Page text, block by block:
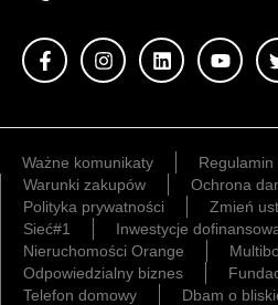
Ważne komunikaty
Regulamin
Warunki zakupów
Ochrona
Polityka prywatności
Zmień
Sieć#1
Inwestycje
Nieruchomości Orange
Odpowiedzialny biznes
Telefon domowy
Dbam o